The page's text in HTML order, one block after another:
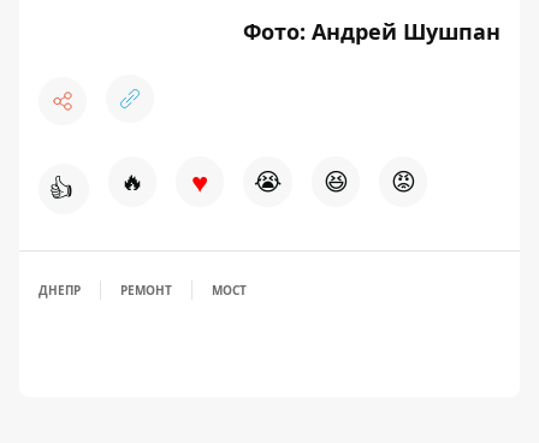
Фото: Андрей Шушпан
👍 🔥 ♥ 😭 😆 😡
ДНЕПР РЕМОНТ МОСТ